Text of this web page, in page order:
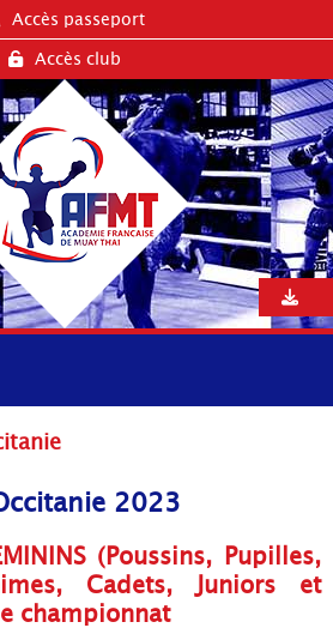
Accès passeport
Accès club
2023
(Poussins, Pupilles,
Cadets, Juniors et
championnat